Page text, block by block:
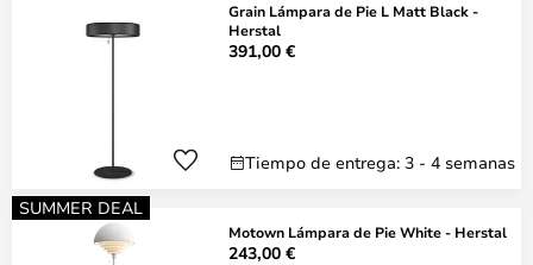
Grain Lámpara de Pie L Matt Black -
Herstal
391,00 €
Tiempo de entrega: 3 - 4 semanas
SUMMER DEAL
Motown Lámpara de Pie White - Herstal
243,00 €